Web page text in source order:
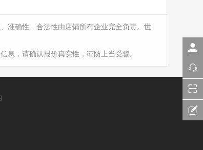
准确性、合法性由店铺所有企业完全负责。世
息，请确认报价真实性，谨防上当受骗。